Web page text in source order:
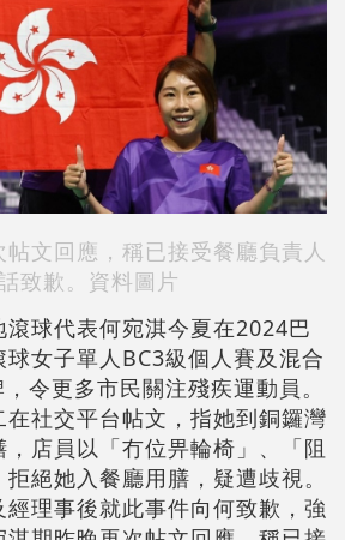
文回應，稱已接受餐廳負責人
致歉。資料圖片
滾球代表何宛淇今夏在2024巴
女子單人BC3級個人賽及混合
令更多市民關注殘疾運動員。
社交平台帖文，指她到銅鑼灣
店員以「冇位畀輪椅」、「阻
絕她入餐廳用膳，疑遭歧視。
理事後就此事件向何致歉，強